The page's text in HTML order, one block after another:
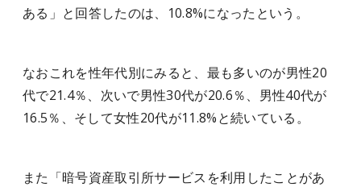
ある」と回答したのは、10.8%になったという。
なおこれを性年代別にみると、最も多いのが男性20
代で21.4％、次いで男性30代が20.6％、男性40代が
16.5％、そして女性20代が11.8%と続いている。
また「暗号資産取引所サービスを利用したことがあ